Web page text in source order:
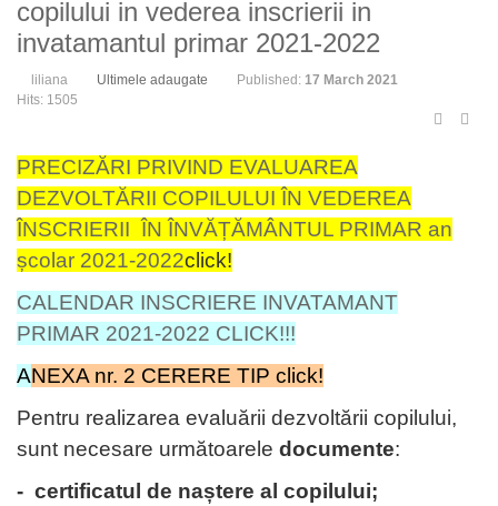
copilului in vederea inscrierii in
invatamantul primar 2021-2022
liliana Ultimele adaugate Published: 17 March 2021
Hits: 1505
PRECIZĂRI PRIVIND EVALUAREA
DEZVOLTĂRII COPILULUI ÎN VEDEREA
ÎNSCRIERII ÎN ÎNVĂȚĂMÂNTUL PRIMAR an
școlar 2021-2022click!
CALENDAR INSCRIERE INVATAMANT
PRIMAR 2021-2022 CLICK!!!
ANEXA nr. 2 CERERE TIP click!
Pentru realizarea evaluării dezvoltării copilului,
sunt necesare următoarele documente:
- certificatul de naștere al copilului;